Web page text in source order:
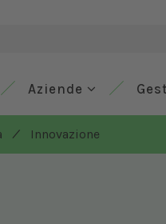
Aziende
/ Innovazione